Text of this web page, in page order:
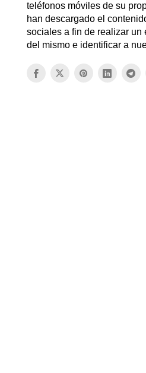
teléfonos móviles de su
han descargado el
sociales a fin de realizar un
del mismo e identificar a